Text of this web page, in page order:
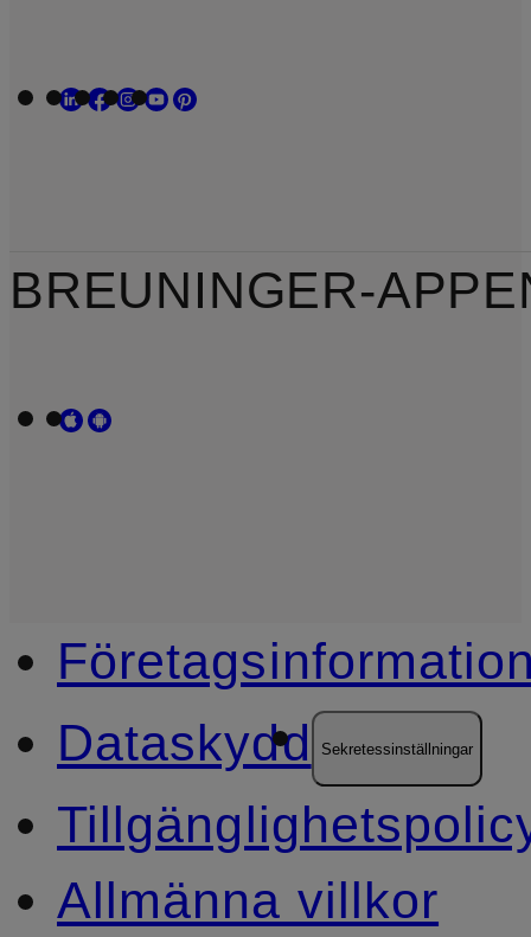
BREUNINGER-
Dataskydd
Sekretessinställningar
Allmänna villkor